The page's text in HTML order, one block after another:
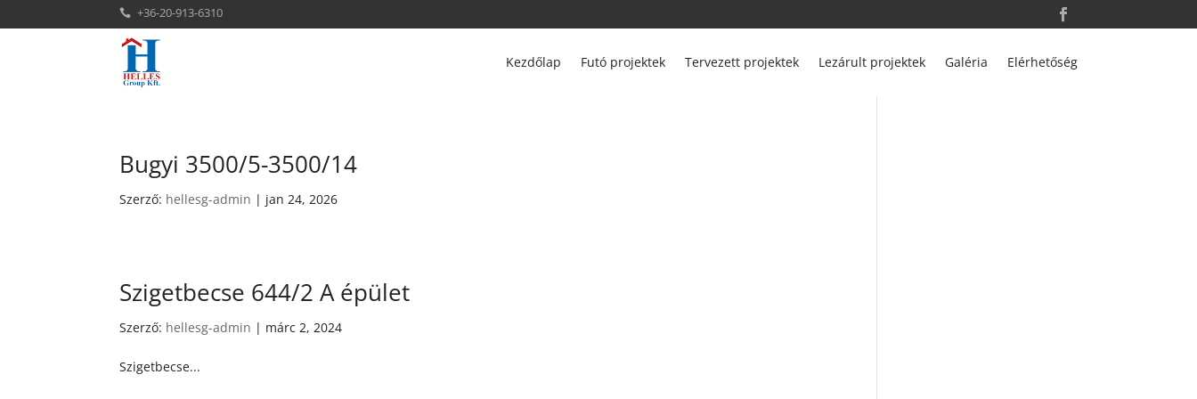
 +36-20-913-6310
Kezdőlap Futó projektek Tervezett projektek Lezárult projektek Galéria Elérhetőség
Bugyi 3500/5-3500/14
Szerző: hellesg-admin | jan 24, 2026
Szigetbecse 644/2 A épület
Szerző: hellesg-admin | márc 2, 2024
Szigetbecse...